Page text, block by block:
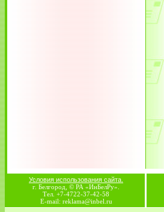
Условия использования сайта.
г. Белгород, © РА «ИнБелРу».
Тел. +7-4722-37-42-58
E-mail: reklama@inbel.ru